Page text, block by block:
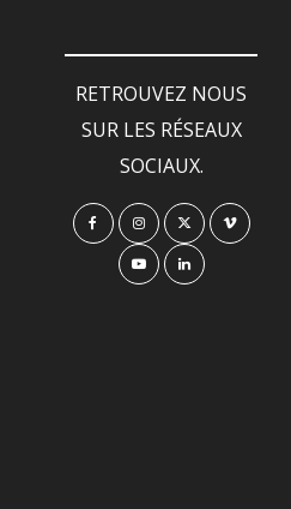
RETROUVEZ NOUS
SUR LES RÉSEAUX
SOCIAUX.